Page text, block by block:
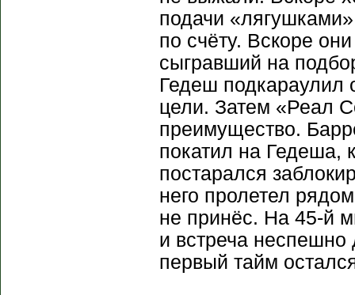
подачи
по счёту. Вскоре
сыгравший на
Гедеш подкараулил
цели. Затем «Реал
преимущество.
покатил на Гедеша,
постарался
него пролетел
не принёс. На 45-й
и встреча
первый тайм